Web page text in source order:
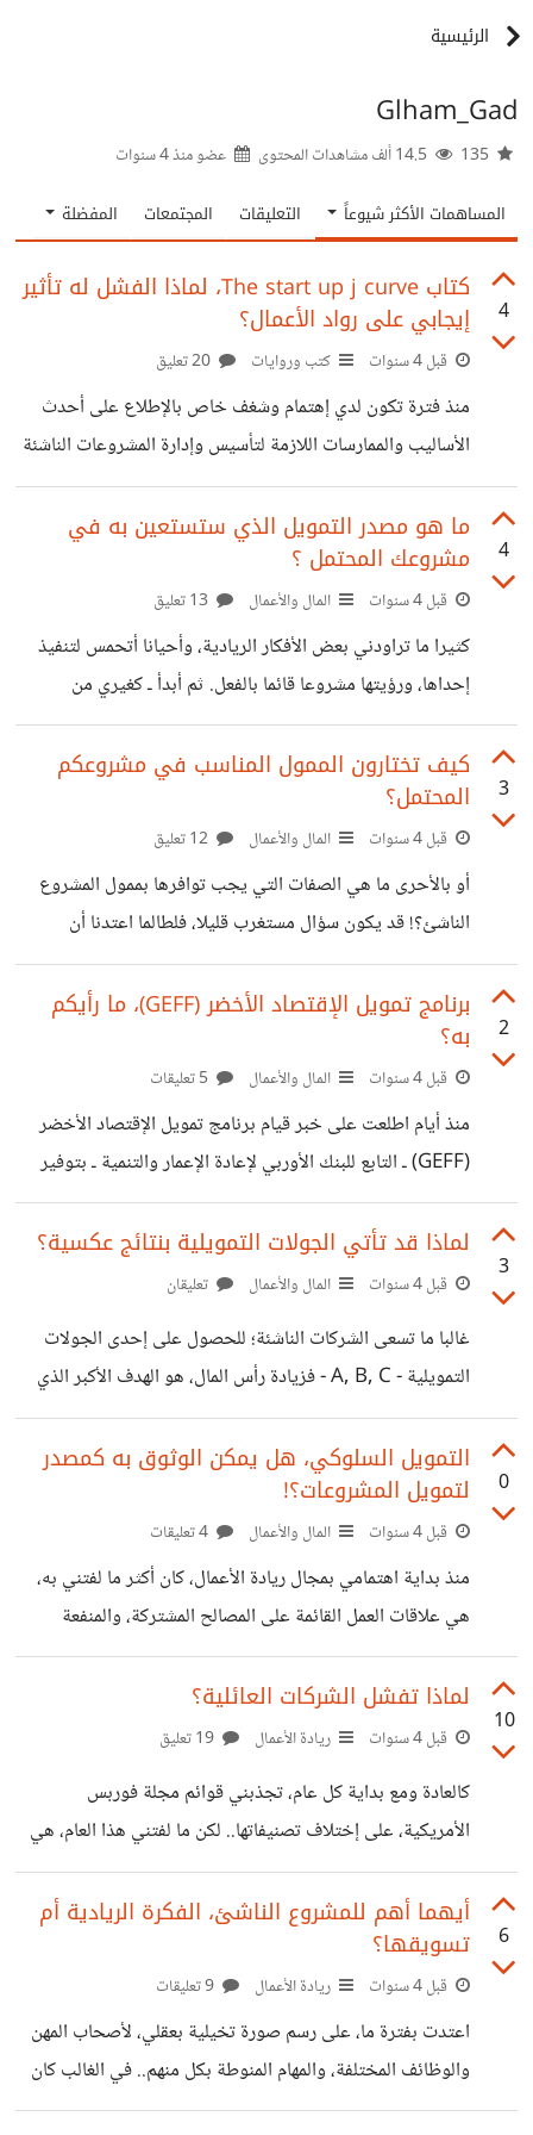
الرئيسية
Glham_Gad
عضو منذ4 سنوات
المساهمات الأكثر شيوعاً التعليقات المجتمعات المفضلة
4
كتاب The start up j curve، لماذا الفشل له تأثير
إيجابي على رواد الأعمال؟
قبل 4 سنوات كتب وروايات
منذ فترة تكون لدي إهتمام وشغف خاص بالإطلاع على أحدث
الأساليب والممارسات اللازمة لتأسيس وإدارة المشروعات الناشئة
بنجاح.. وكغيري من المهتمين بمجال ريادة الأعمال، قد اطلعت
على العديد من المقالات والكتب، التي تتناول ذلك المجال
بالبحث، والدراسة، والنقد أحيانا... ودائما ما كانت تلك الكتابات
تقدم العديد من النصائح والتوصيات، لتفادي الوقوع في الفشل
بأي طريقة ممكنة، حتى أقنعونا كقراء، ورواد أعمال أن الفشل هو
أخطر ما قد يصيب رائد الأعمال برحلته.. لكني وبعد إقتناع شبه
4
ما هو مصدر التمويل الذي ستستعين به في
مشروعك المحتمل ؟
قبل 4 سنوات المال والأعمال
كثيرا ما تراودني بعض الأفكار الريادية، وأحيانا أتحمس لتنفيذ
إحداها، ورؤيتها مشروعا قائما بالفعل. ثم أبدأ ـ كغيري من
ملاحقي الأفكار الريادية ـ بدراسة الفكرة وخطوات تنفيذها
المتعددة، إلى أن أصطدم بالمرحلة الأصعب بالنسبة لأي ريادي، ألا
وهي مرحلة "التمويل" ـ ذلك طبعا بالنسبة لمن لا يستطيعون
تمويل مشروعاتهم ذاتياً ـ فالكثير من أصحاب الأفكار الريادية
والمشروعات الناشئة، يواجهون صعوبة في الحصول على التمويل
اللازم لمشروعاتهم، خاصة في المراحل الأولى، لذلك قمت بدراسة
3
كيف تختارون الممول المناسب في مشروعكم
المحتمل؟
قبل 4 سنوات المال والأعمال
أو بالأحرى ما هي الصفات التي يجب توافرها بممول المشروع
الناشئ؟! قد يكون سؤال مستغرب قليلا، فلطالما اعتدنا أن
الممولين هم من يقومون بالإختيار بين المشروعات الناشئة التي
تناسب متطلباتهم وتطلعاتهم الإستثمارية، وليس العكس.. لكن
السؤال الأهم، ما هي أهمية إختيار رواد الأعمال أو مؤسسي
المشروعات الناشئة لممولين متوافقين مع أفكارهم، ملائمين
لطبيعة مشروعاتهم.. يعد إختيار جهة التمويل، سواء كانت شخصا
أو جهة مانحة، هو بمثابة اختيار شريك تجاري دائم، يمكن أن
2
برنامج تمويل الإقتصاد الأخضر (GEFF)، ما رأيكم
به؟
قبل 4 سنوات المال والأعمال
منذ أيام اطلعت على خبر قيام برنامج تمويل الإقتصاد الأخضر
(GEFF) ـ التابع للبنك الأوربي لإعادة الإعمار والتنمية ـ بتوفير
برامج تمويلية للقطاع الصناعي بمصر، وذلك ضمن برامج عديدة
يقدمها البنك؛ لتمويل الاقتصاد الأخضر والتنمية المستدامة..
حيث يقدم البنك الأوروبي لإعادة الإعمار والتنمية خطوط ائتمان
الاستثمارات الخضراء لأكبر عدد من المستفيدين المؤهلين..
والإقتصاد الأخضر في أبسط معانيه، يعرف بأنه ناتج تحسن
الوضع الاقتصادي مع الحد من المخاطر البيئية وندرة الحياة
البيئية.. ولذلك شعرت
3
لماذا قد تأتي الجولات التمويلية بنتائج عكسية؟
قبل 4 سنوات المال والأعمال تعليقان
غالبا ما تسعى الشركات الناشئة؛ للحصول على إحدى الجولات
التمويلية - A, B, C - فزيادة رأس المال، هو الهدف الأكبر الذي
تسعى إليه معظم الشركات الناشئة، إن لم تكن كلها.. إلا أنه وبعد
ما شهده العالم من أزمات متتالية؛ أدت لزيادة معدلات التضخم،
ورفع معدل الفائدة في البنوك العالمية، فالوضع التمويلي للشركات
الناشئة، أصبح أكثر تعقيدا.. أعلم أنّ الميزة الأساسية لتلقي جولة
تمويلية ما تتمثل في زيادة رأس مال الشركة الناشئة، وزيادة
فرص نموها وتواجدها بالسوق، وبالتالي ارتفاع تقييمها..
0
التمويل السلوكي، هل يمكن الوثوق به كمصدر
لتمويل المشروعات؟!
قبل 4 سنوات المال والأعمال
منذ بداية اهتمامي بمجال ريادة الأعمال، كان أكثر ما لفتني به،
هي علاقات العمل القائمة على المصالح المشتركة، والمنفعة
لطرفي العمل الريادي (المستثمر/ رائد الأعمال).. لذلك كان يعتمد
كل منهما على مجموعة من القواعد والصفات الموضوعية؛
لاختيار شريكه الذي سيتعاون معه ـ سواء لتمويل مشروعه، أو
الإيجابي، روح المغامرة و المرونة وحب التغيير، وغيرها من
المعايير التي يمكن إخضاع أي شخص لها. لكني تفاجئت كثيرا
عندما سمعت عن نوع تمويلي يعرف
10
لماذا تفشل الشركات العائلية؟
قبل 4 سنوات ريادة الأعمال
كالعادة ومع بداية كل عام، تجذبني قوائم مجلة فوربس
الأمريكية، على إختلاف تصنيفاتها.. لكن ما لفتني هذا العام، هي
قائمة أقوى 100 شركة عائلية في الشرق الأوسط؛ حيث أشارت
المجلة للدور المؤثر الذي تلعبه تلك الشركات بمنطقة الشرق
الأوسط، إذ انها تسهم في دفع عجلة الإقتصاد، بشكل يفوق
مفاده أن الشركات العائلية تسهم بأكثر من %60 من الناتج
المحلي الإجمالي لمنطقة الشرق الأوسط!! ما أثارني هنا ليست
6
أيهما أهم للمشروع الناشئ، الفكرة الريادية أم
تسويقها؟
قبل 4 سنوات ريادة الأعمال
اعتدت بفترة ما، على رسم صورة تخيلية بعقلي، لأصحاب المهن
والوظائف المختلفة، والمهام المنوطة بكل منهم.. في الغالب كان
ذلك بفترة محاولة تحديد وجهتي المهنية! ومن أكثر المسميات